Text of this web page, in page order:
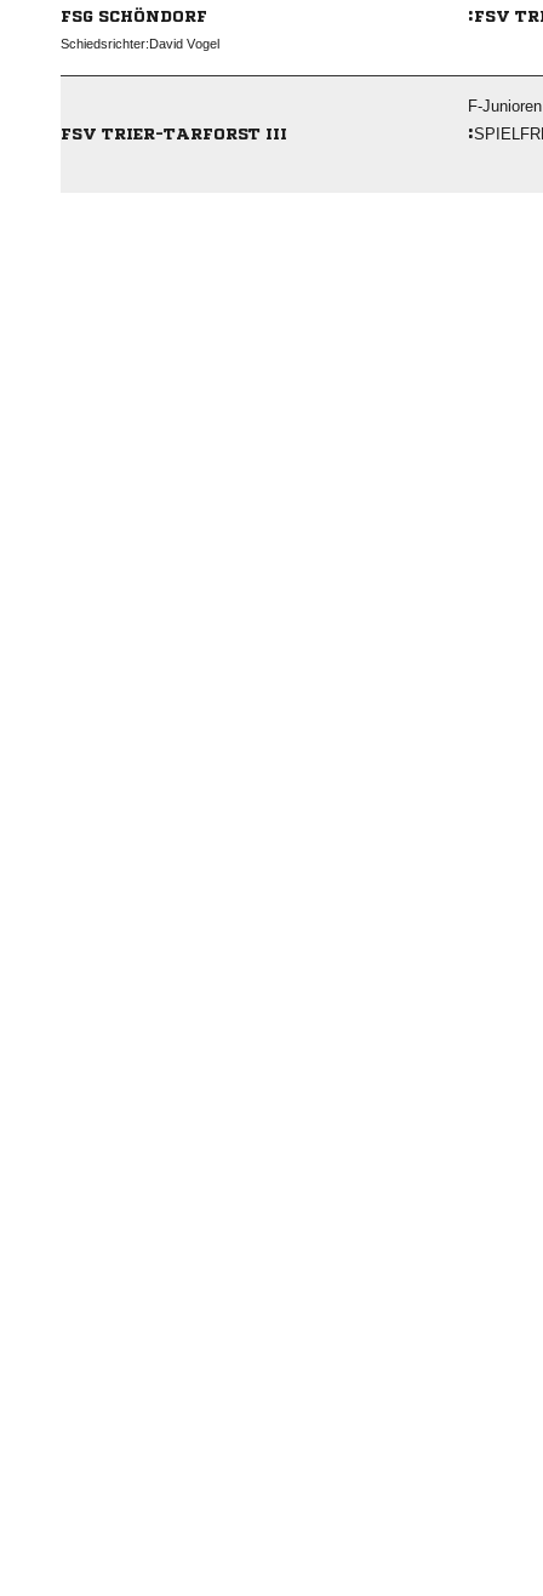
FSG SCHÖNDORF :FSV
Schiedsrichter:  
F-
FSV TRIER-TARFORST III :